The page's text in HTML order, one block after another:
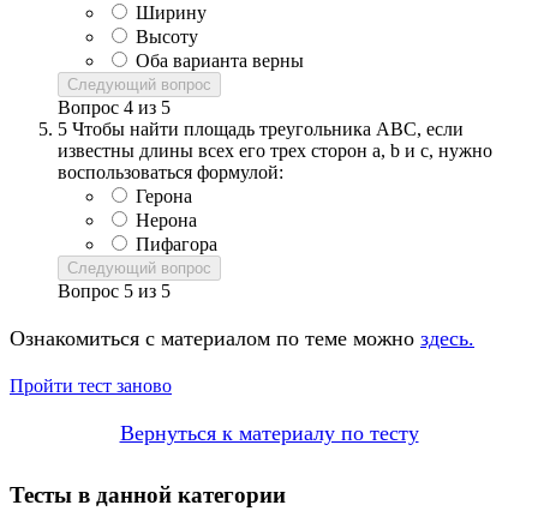
Ширину
Высоту
Оба варианта верны
Следующий вопрос
Вопрос 4 из 5
5 Чтобы найти площадь треугольника ABC, если
известны длины всех его трех сторон a, b и c, нужно
воспользоваться формулой:
Герона
Нерона
Пифагора
Следующий вопрос
Вопрос 5 из 5
Ознакомиться с материалом по теме можно здесь.
Пройти тест заново
Вернуться к материалу по тесту
Тесты в данной категории